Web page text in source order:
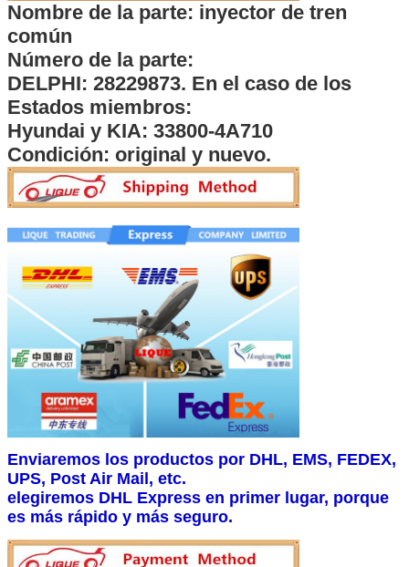
Nombre de la parte: inyector de tren
común
Número de la parte:
DELPHI: 28229873. En el caso de los
Estados miembros:
Hyundai y KIA: 33800-4A710
Condición: original y nuevo.
Enviaremos los productos por DHL, EMS, FEDEX,
UPS, Post Air Mail, etc.
elegiremos DHL Express en primer lugar, porque
es más rápido y más seguro.